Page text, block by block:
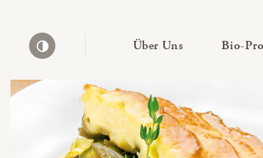
Über Uns— Untermenü
Bio-